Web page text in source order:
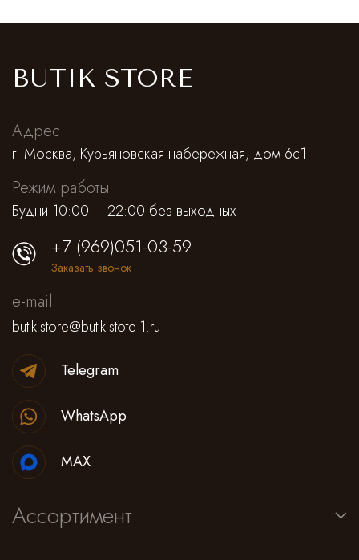
BUTIK STORE
Адрес
г. Москва, Курьяновская набережная, дом 6с1
Режим работы
Будни 10:00 – 22:00 без выходных
Ассортимент
+7 (969)051-03-59
Заказать звонок
e-mail
butik-store@butik-stote-1.ru
Telegram
WhatsApp
MAX